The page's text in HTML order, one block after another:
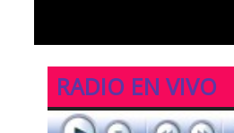
RADIO EN VIVO